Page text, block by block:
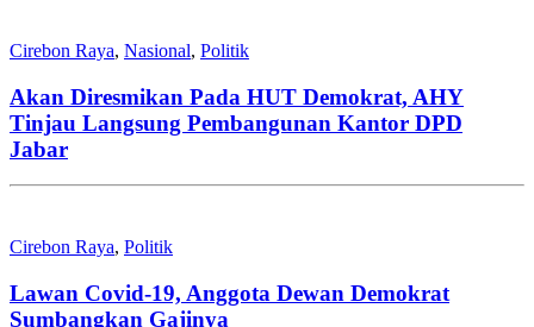
Cirebon Raya, Nasional, Politik
Akan Diresmikan Pada HUT Demokrat, AHY
Tinjau Langsung Pembangunan Kantor DPD
Jabar
Cirebon Raya, Politik
Lawan Covid-19, Anggota Dewan Demokrat
Sumbangkan Gajinya